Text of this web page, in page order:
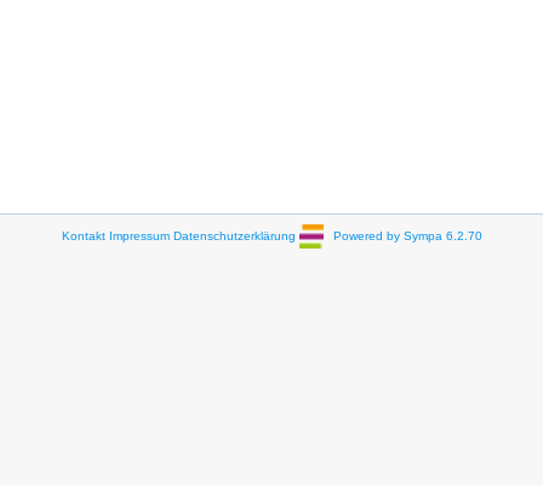
Kontakt Impressum Datenschutzerklärung Powered by Sympa 6.2.70